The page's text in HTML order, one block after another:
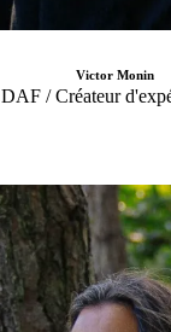
Victor Monin
DAF / Créateur